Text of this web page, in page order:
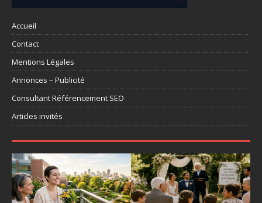
Accueil
Contact
Mentions Légales
Annonces – Publicité
Consultant Référencement SEO
Articles invités